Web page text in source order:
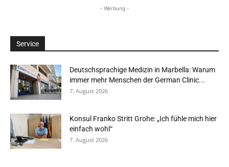
- Werbung -
Service
Deutschsprachige Medizin in Marbella: Warum
immer mehr Menschen der German Clinic...
7. August 2026
Konsul Franko Stritt Grohe: „Ich fühle mich hier
einfach wohl“
7. August 2026